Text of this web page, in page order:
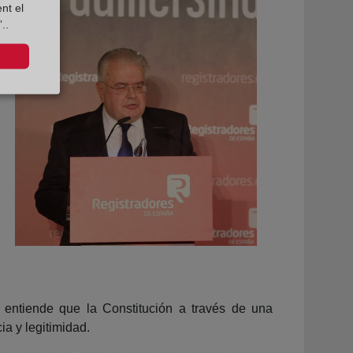
que la Constitución a través de una
y legitimidad.
el